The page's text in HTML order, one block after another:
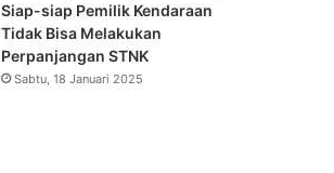
Siap-siap Pemilik Kendaraan
Tidak Bisa Melakukan
Perpanjangan STNK
Sabtu, 18 Januari 2025